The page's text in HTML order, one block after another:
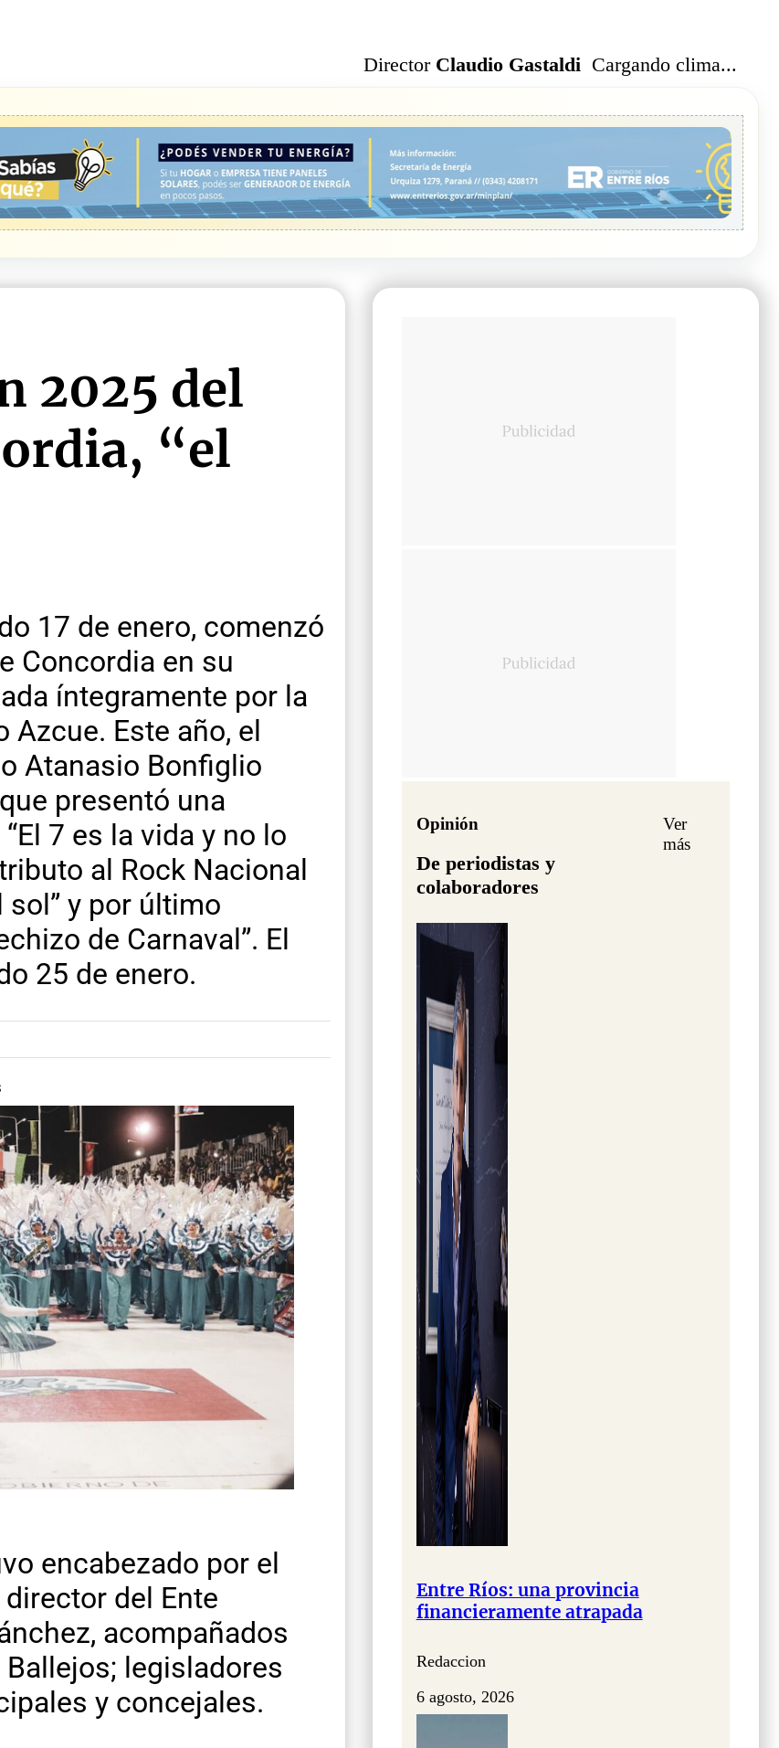
Director Claudio Gastaldi Cargando clima...
2025 del
“el
17 de enero, comenzó
Concordia en su
íntegramente por la
Este año, el
Atanasio Bonfiglio
presentó una
7 es la vida y no lo
al Rock Nacional
sol” y por último
de Carnaval”. El
25 de enero.
encabezado por el
del Ente
acompañados
legisladores
y concejales.
Opinión
De periodistas y
colaboradores
Ver
más
Entre Ríos: una provincia
financieramente atrapada
Redaccion
6 agosto, 2026